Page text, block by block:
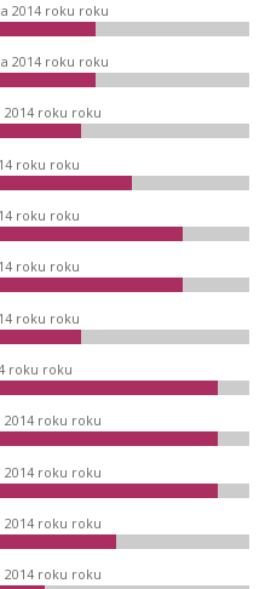
2014 roku roku
2014 roku roku
2014 roku roku
roku roku
roku roku
roku roku
roku roku
roku roku
2014 roku roku
2014 roku roku
2014 roku roku
2014 roku roku